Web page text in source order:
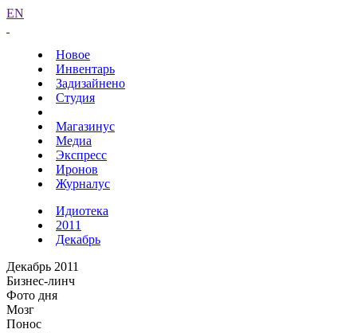
EN
Новое
Инвентарь
Задизайнено
Студия
Магазинус
Медиа
Экспресс
Иронов
Журналус
Идиотека
2011
Декабрь
Декабрь 2011
Бизнес-линч
Фото дня
Мозг
Понос